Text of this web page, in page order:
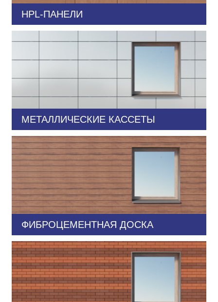
HPL-ПАНЕЛИ
МЕТАЛЛИЧЕСКИЕ КАССЕТЫ
ФИБРОЦЕМЕНТНАЯ ДОСКА